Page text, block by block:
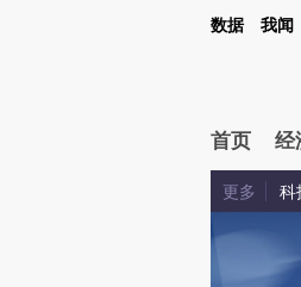
数据 我闻
首页 经
更多 科